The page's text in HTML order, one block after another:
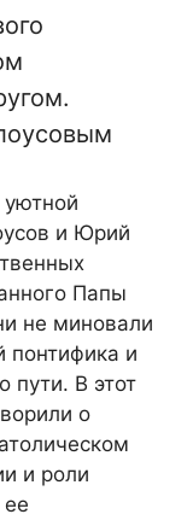
и Юрий
Папы
не миновали
понтифика и
пути. В этот
о
и роли
ее